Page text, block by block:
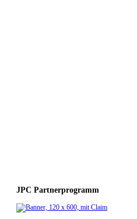
JPC Partnerprogramm